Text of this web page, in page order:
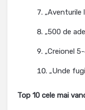
„Aventurile
„500 de
„Creionel
„Unde
Top 10 cele mai